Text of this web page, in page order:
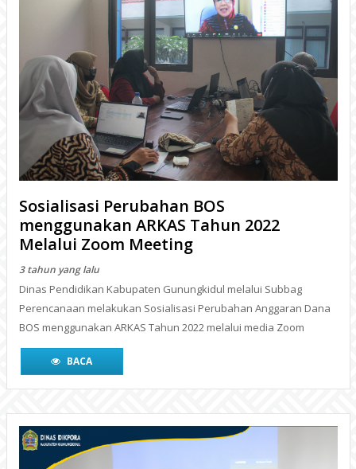
Sosialisasi Perubahan BOS
menggunakan ARKAS Tahun 2022
Melalui Zoom Meeting
3 tahun yang lalu
Dinas Pendidikan Kabupaten Gunungkidul melalui Subbag
BOS menggunakan ARKAS Tahun 2022 melalui media Zoom
BACA